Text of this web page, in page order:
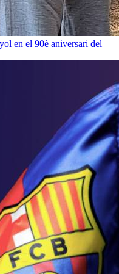
en el 90è aniversari del